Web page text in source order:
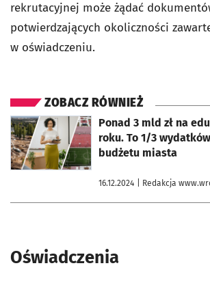
rekrutacyjnej może żądać
potwierdzających okoliczności
w oświadczeniu.
ZOBACZ RÓWNIEŻ
Ponad 3 mld zł na
roku. To 1/3
budżetu miasta
16.12.2024 | Redakcja
otworzy się w nowej karcie
Oświadczenia